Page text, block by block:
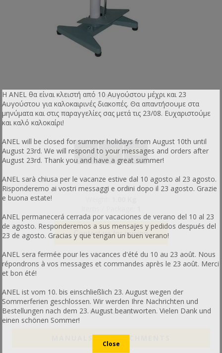
SKU: BA41101
Contact us for pricing
OVERVIEW
Η ANEL θα είναι κλειστή από 10 Αυγούστου μέχρι και 23
Αυγούστου για καλοκαιρινές διακοπές. Θα απαντήσουμε στα
μηνύματα και στις παραγγελίες σας μετά τις 23/08. Ευχαριστούμε
και καλό καλοκαίρι!
ANEL will be closed for summer holidays from August 10th until
August 23rd. We will respond to your messages and orders after
August 23rd. Thank you and have a great summer!
ANEL sarà chiusa per le vacanze estive dal 10 agosto al 23 agosto.
Risponderemo ai vostri messaggi e ordini dopo il 23 agosto. Grazie
e buona estate!
ANEL permanecerá cerrada por vacaciones de verano del 10 al 23
de agosto. Responderemos a sus mensajes y pedidos después del
23 de agosto. Gracias y que tengan un buen verano!
ANEL sera fermée pour les vacances d'été du 10 au 23 août. Nous
répondrons à vos messages et commandes après le 23 août. Merci
et bon été!
ANEL ist vom 10. bis einschließlich 23. August wegen der
Sommerferien geschlossen. Wir werden Ihre Nachrichten und
Bestellungen nach dem 23. August beantworten. Vielen Dank und
einen schönen Sommer!